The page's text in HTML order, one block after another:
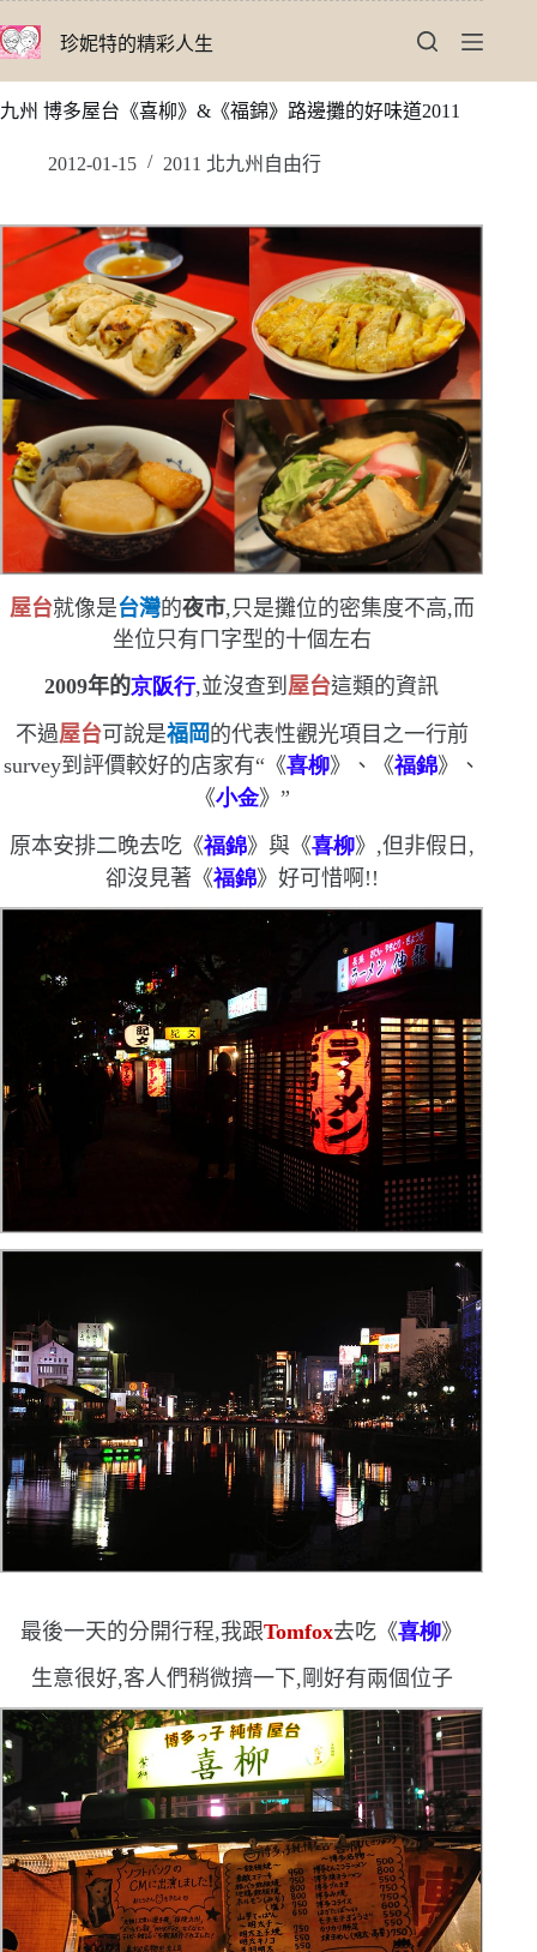
至
要
珍妮特的精彩人生
九州 博多屋台《喜柳》&《福錦》路邊攤的好味道2011
2012-01-15 2011 北九州自由行
屋台就像是台灣的夜市,只是攤位的密集度不高,而
坐位只有ㄇ字型的十個左右
2009年的京阪行,並沒查到 屋台這類的資訊
不過屋台可說是福岡的代表性觀光項目之一行前
survey到評價較好的店家有“《喜柳》、《福錦》、
《小金》 ”
原本安排二晚去吃《福錦》與《喜柳》,但非假日,
卻沒見著《福錦》 好可惜啊!!
最後一天的分開行程,我跟Tomfox去吃《喜柳》
生意很好,客人們稍微擠一下,剛好有兩個位子